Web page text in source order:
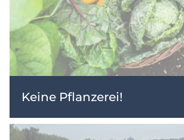
Keine Pflanzerei!